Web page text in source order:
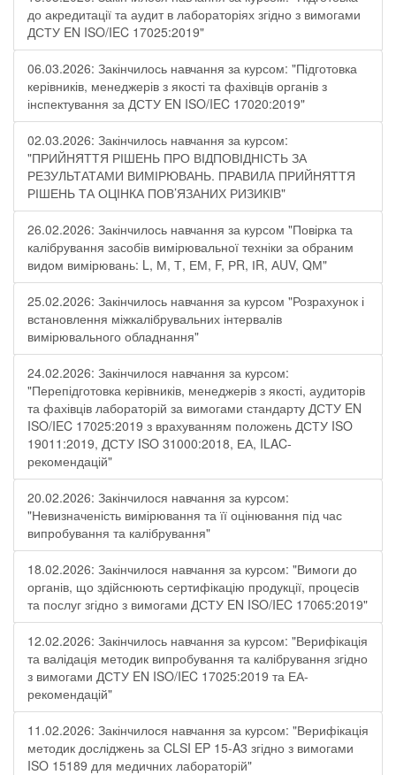
до акредитації та аудит в лабораторіях згідно з вимогами
ДСТУ EN ISO/IEC 17025:2019"
06.03.2026: Закінчилось навчання за курсом: "Підготовка
керівників, менеджерів з якості та фахівців органів з
інспектування за ДСТУ EN ISO/IEC 17020:2019"
02.03.2026: Закінчилось навчання за курсом:
"ПРИЙНЯТТЯ РІШЕНЬ ПРО ВІДПОВІДНІСТЬ ЗА
РЕЗУЛЬТАТАМИ ВИМІРЮВАНЬ. ПРАВИЛА ПРИЙНЯТТЯ
РІШЕНЬ ТА ОЦІНКА ПОВ’ЯЗАНИХ РИЗИКІВ"
26.02.2026: Закінчилось навчання за курсом "Повірка та
калібрування засобів вимірювальної техніки за обраним
видом вимірювань: L, М, Т, ЕМ, F, РR, ІR, АUV, QМ"
25.02.2026: Закінчилось навчання за курсом "Розрахунок і
встановлення міжкалібрувальних інтервалів
вимірювального обладнання"
24.02.2026: Закінчилося навчання за курсом:
"Перепідготовка керівників, менеджерів з якості, аудиторів
та фахівців лабораторій за вимогами стандарту ДСТУ EN
ISO/IEC 17025:2019 з врахуванням положень ДСТУ ISO
19011:2019, ДСТУ ISO 31000:2018, ЕА, ILAC-
рекомендацій"
20.02.2026: Закінчилося навчання за курсом:
"Невизначеність вимірювання та її оцінювання під час
випробування та калібрування"
18.02.2026: Закінчилося навчання за курсом: "Вимоги до
органів, що здійснюють сертифікацію продукції, процесів
та послуг згідно з вимогами ДСТУ EN ISO/IEC 17065:2019"
12.02.2026: Закінчилось навчання за курсом: "Верифікація
та валідація методик випробування та калібрування згідно
з вимогами ДСТУ EN ISO/IEC 17025:2019 та ЕА-
рекомендацій"
11.02.2026: Закінчилося навчання за курсом: "Верифікація
методик досліджень за CLSI EP 15-A3 згідно з вимогами
ISO 15189 для медичних лабораторій"